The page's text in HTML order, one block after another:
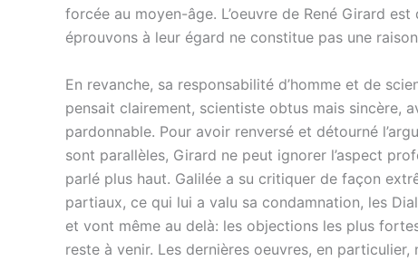
forcée au moyen-âge. L’oeuvre de René Girard
éprouvons à leur égard ne constitue pas une
En revanche, sa responsabilité d’homme et de
pensait clairement, scientiste obtus mais sincère,
pardonnable. Pour avoir renversé et détourné
sont parallèles, Girard ne peut ignorer l’aspect
parlé plus haut. Galilée a su critiquer de façon
partiaux, ce qui lui a valu sa condamnation, les
et vont même au delà: les objections les plus
reste à venir. Les dernières oeuvres, en